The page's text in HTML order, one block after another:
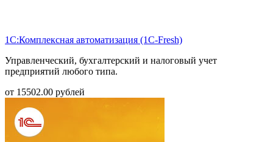
1С:Комплексная автоматизация (1С-Fresh)
Управленческий, бухгалтерский и налоговый учет
предприятий любого типа.
от 15502.00 рублей